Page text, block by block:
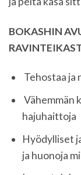
BOKASHIN
Tehostaa ja
Vähemmän
hajuhaittoja
Hyödylliset
ja huonoja